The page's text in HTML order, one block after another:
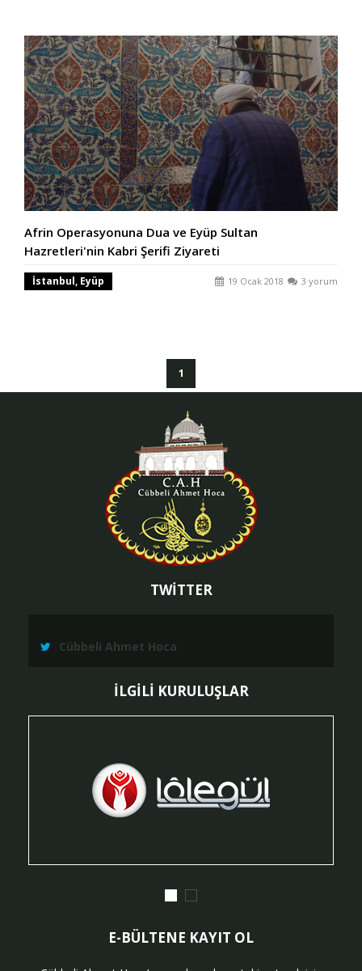
Afrin Operasyonuna Dua ve Eyüp Sultan
Hazretleri'nin Kabri Şerifi Ziyareti
İstanbul, Eyüp 19 Ocak 2018 3 yorum
1
TWİTTER
Cübbeli Ahmet Hoca
İLGİLİ KURULUŞLAR
E-BÜLTENE KAYIT OL